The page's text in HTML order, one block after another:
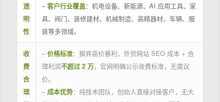
透
明
性
–客户行业覆盖：机电设备、新能源、AI 应用工具、家
具、阀门、装修建材、机械制造、高精器材、车辆、服
装等多领域。
收
费
合
理
– 价格标准：摒弃高价暴利，外贸网站 SEO 成本 + 合
理利润不超过 2 万，官网明确公示收费标准，无需议
价。
– 成本优势：纯技术团队，创始人直接对接客户，无大